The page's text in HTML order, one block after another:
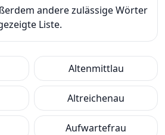
andere zulässige Wörter
Liste.
Altenmittlau
Altreichenau
Aufwartefrau